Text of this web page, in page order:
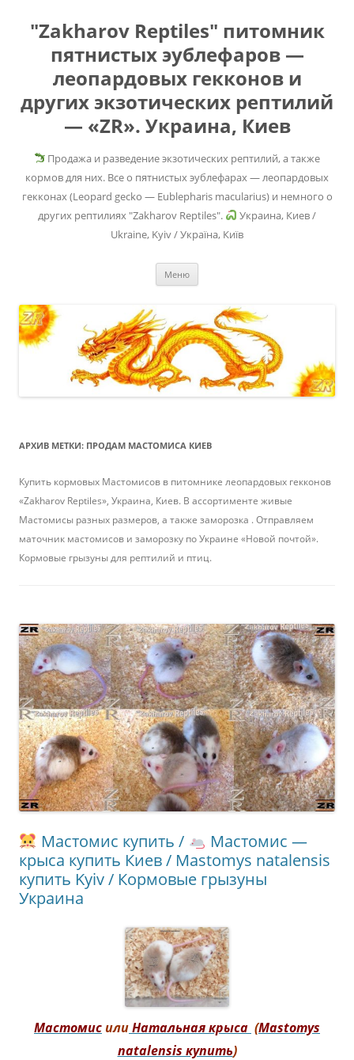
"Zakharov Reptiles" питомник
пятнистых эублефаров —
леопардовых гекконов и
других экзотических рептилий
— «ZR». Украина, Киев
Продажа и разведение экзотических рептилий, а также
кормов для них. Все о пятнистых эублефарах — леопардовых
гекконах (Leopard gecko — Eublepharis macularius) и немного о
других рептилиях "Zakharov Reptiles".
Украина, Киев /
Ukraine, Kyiv / Україна, Київ
Меню
АРХИВ МЕТКИ: ПРОДАМ МАСТОМИСА КИЕВ
Купить кормовых Мастомисов в питомнике леопардовых гекконов
«Zakharov Reptiles», Украина, Киев. В ассортименте живые
Мастомисы разных размеров, а также заморозка . Отправляем
маточник мастомисов и заморозку по Украине «Новой почтой».
Кормовые грызуны для рептилий и птиц.
Мастомис купить /
Мастомис —
крыса купить Киев / Mastomys natalensis
купить Kyiv / Кормовые грызуны
Украина
МастомисилиНатальная крыса (Mastomys
natalensis купить)